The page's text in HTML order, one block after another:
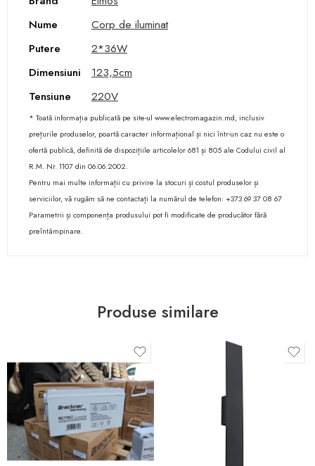
Nume
Corp de iluminat
Putere
2*36W
Dimensiuni
123,5cm
Tensiune
220V
* Toată informația publicată pe site-ul www.electromagazin.md, inclusiv
prețurile produselor, poartă caracter informațional și nici într-un caz nu este o
ofertă publică, definită de dispozițiile articolelor 681 și 805 ale Codului civil al
R.M. Nr. 1107 din 06.06.2002.
Pentru mai multe informații cu privire la stocuri și costul produselor și
serviciilor, vă rugăm să ne contactați la numărul de telefon: +373 69 37 08 67
Parametrii și componența produsului pot fi modificate de producător fără
preîntâmpinare.
Produse similare